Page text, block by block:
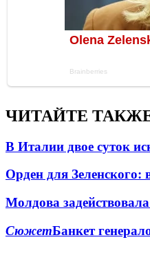
ЧИТАЙТЕ
В Италии двое суток
Орден для Зеленского:
Молдова
СюжетБанкет